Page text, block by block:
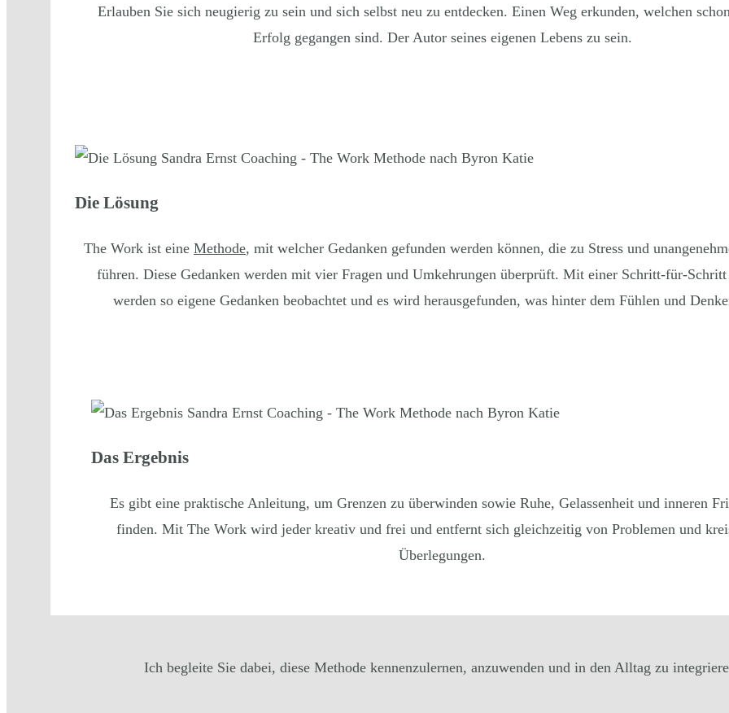
Erlauben Sie sich neugierig zu sein und sich selbst neu zu entdecken. Einen Weg erkunden, welchen
Erfolg gegangen sind. Der Autor seines eigenen Lebens zu sein.
Die Lösung
The Work ist eine Methode, mit welcher Gedanken gefunden werden können, die zu Stress und
führen. Diese Gedanken werden mit vier Fragen und Umkehrungen überprüft. Mit einer Schritt-für-
werden so eigene Gedanken beobachtet und es wird herausgefunden, was hinter dem Fühlen und
Das Ergebnis
Es gibt eine praktische Anleitung, um Grenzen zu überwinden sowie Ruhe, Gelassenheit und inneren
finden. Mit The Work wird jeder kreativ und frei und entfernt sich gleichzeitig von Problemen und
Überlegungen.
Ich begleite Sie dabei, diese Methode kennenzulernen, anzuwenden und in den Alltag zu